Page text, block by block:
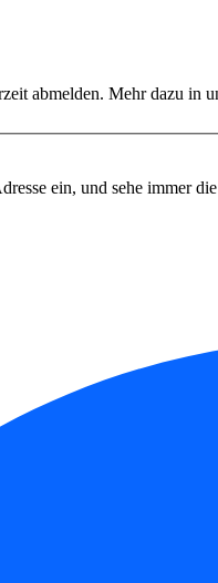
abmelden. Mehr dazu in
ein, und sehe immer